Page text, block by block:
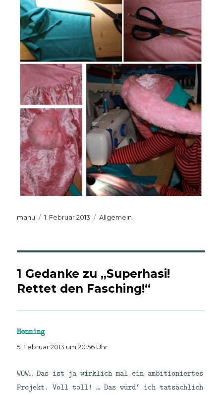
Autor
manu
Veröffentlicht
1. Februar 2013 Kategorien
Allgemein
1 Gedanke zu „Superhasi!
Rettet den Fasching!“
Henningsagt:
5. Februar 2013 um 20:56 Uhr
WOW… Das ist ja wirklich mal ein ambitioniertes
Projekt. Voll toll! … Das würd‘ ich tatsächlich